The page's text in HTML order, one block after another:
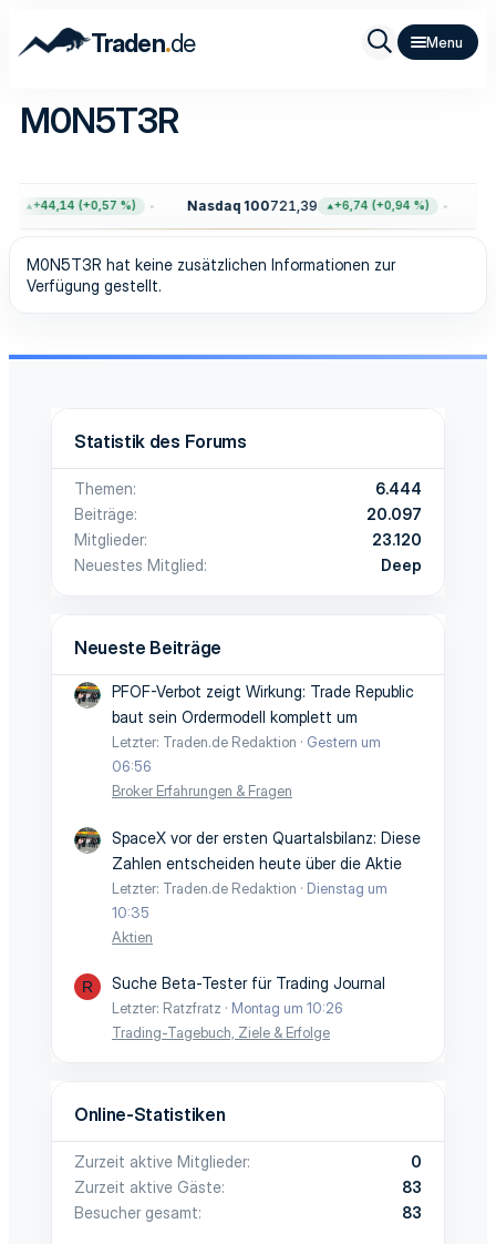
Traden.de
M0N5T3R
+44,14 (+0,57 %) Nasdaq 100721,39 +6,74 (+0,94 %)
M0N5T3R hat keine zusätzlichen Informationen zur
Verfügung gestellt.
Statistik des Forums
Themen
6.444
Beiträge
20.097
Mitglieder
23.120
Neuestes Mitglied
Deep
Neueste Beiträge
PFOF-Verbot zeigt Wirkung: Trade Republic
baut sein Ordermodell komplett um
Letzter: Traden.de Redaktion
Gestern um
06:56
Broker Erfahrungen & Fragen
SpaceX vor der ersten Quartalsbilanz: Diese
Zahlen entscheiden heute über die Aktie
Letzter: Traden.de Redaktion
Dienstag um
10:35
Aktien
R Suche Beta-Tester für Trading Journal
Letzter: Ratzfratz
Montag um 10:26
Trading-Tagebuch, Ziele & Erfolge
Online-Statistiken
Zurzeit aktive Mitglieder
0
Zurzeit aktive Gäste
83
Besucher gesamt
83